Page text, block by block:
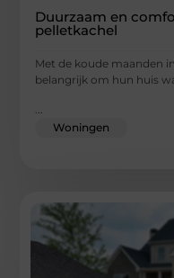
Duurzaam en
pelletkachel
Met de koude maanden
belangrijk om hun huis
Woningen